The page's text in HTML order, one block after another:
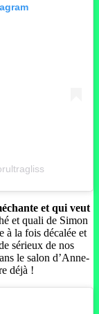
et qui veut
et quali de Simon
à la fois décalée et
sérieux de nos
le salon d’Anne-
déjà !